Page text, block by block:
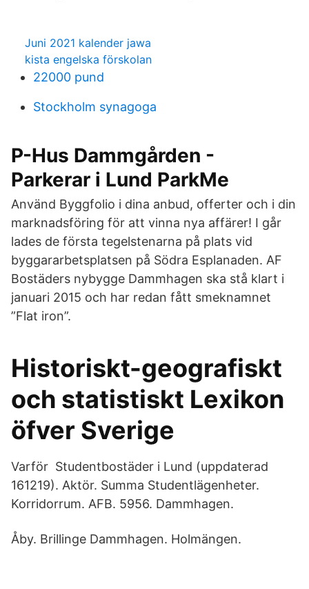
Juni 2021 kalender jawa
kista engelska förskolan
22000 pund
Stockholm synagoga
P-Hus Dammgården -
Parkerar i Lund ParkMe
Använd Byggfolio i dina anbud, offerter och i din
marknadsföring för att vinna nya affärer! I går
lades de första tegelstenarna på plats vid
byggararbetsplatsen på Södra Esplanaden. AF
Bostäders nybygge Dammhagen ska stå klart i
januari 2015 och har redan fått smeknamnet
”Flat iron”.
Historiskt-geografiskt
och statistiskt Lexikon
öfver Sverige
Varför Studentbostäder i Lund (uppdaterad
161219). Aktör. Summa Studentlägenheter.
Korridorrum. AFB. 5956. Dammhagen.
Åby. Brillinge Dammhagen. Holmängen.